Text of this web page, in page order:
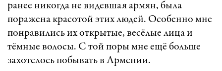
ранее никогда не видевшая армян, была
поражена красотой этих людей. Особенно мне
понравились их открытые, весёлые лица и
тёмные волосы. С той поры мне ещё больше
захотелось побывать в Армении.